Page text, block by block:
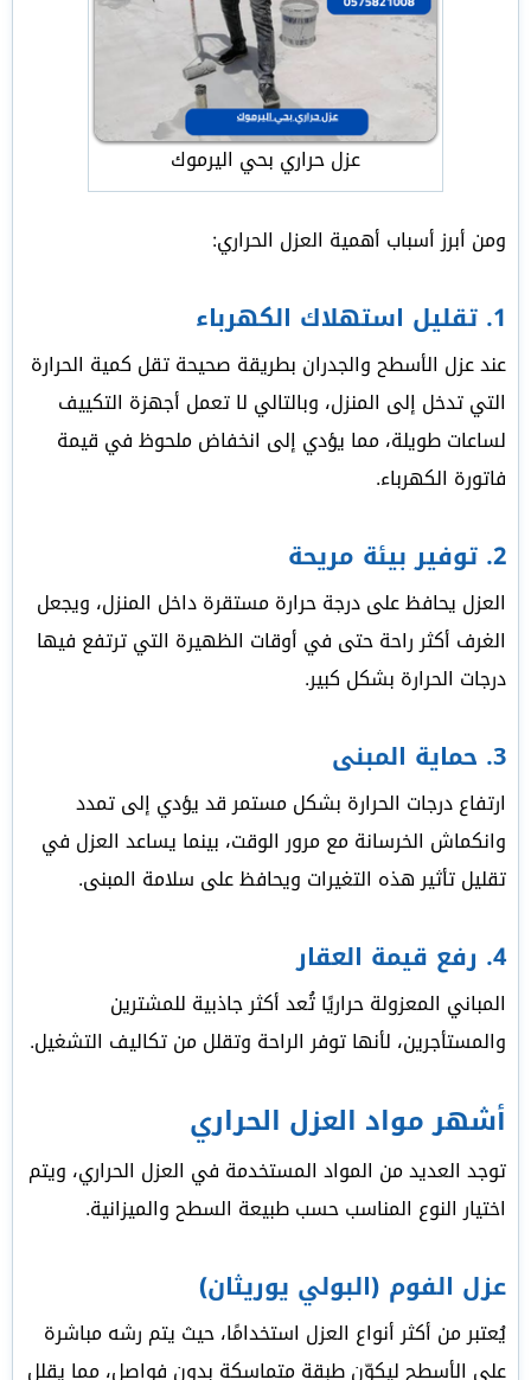
عزل حراري بحي اليرموك
ومن أبرز أسباب أهمية العزل الحراري:
1. تقليل استهلاك الكهرباء
عند عزل الأسطح والجدران بطريقة صحيحة تقل كمية الحرارة
التي تدخل إلى المنزل، وبالتالي لا تعمل أجهزة التكييف
لساعات طويلة، مما يؤدي إلى انخفاض ملحوظ في قيمة
فاتورة الكهرباء.
2. توفير بيئة مريحة
العزل يحافظ على درجة حرارة مستقرة داخل المنزل، ويجعل
الغرف أكثر راحة حتى في أوقات الظهيرة التي ترتفع فيها
درجات الحرارة بشكل كبير.
3. حماية المبنى
ارتفاع درجات الحرارة بشكل مستمر قد يؤدي إلى تمدد
وانكماش الخرسانة مع مرور الوقت، بينما يساعد العزل في
تقليل تأثير هذه التغيرات ويحافظ على سلامة المبنى.
4. رفع قيمة العقار
المباني المعزولة حراريًا تُعد أكثر جاذبية للمشترين
والمستأجرين، لأنها توفر الراحة وتقلل من تكاليف التشغيل.
أشهر مواد العزل الحراري
توجد العديد من المواد المستخدمة في العزل الحراري، ويتم
اختيار النوع المناسب حسب طبيعة السطح والميزانية.
عزل الفوم (البولي يوريثان)
يُعتبر من أكثر أنواع العزل استخدامًا، حيث يتم رشه مباشرة
على الأسطح ليكوّن طبقة متماسكة بدون فواصل، مما يقلل